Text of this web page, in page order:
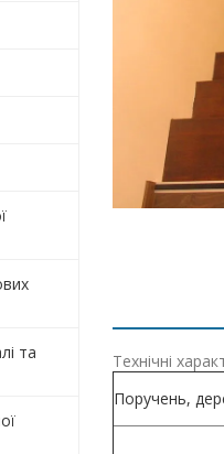
та
Технічні
Поручень,